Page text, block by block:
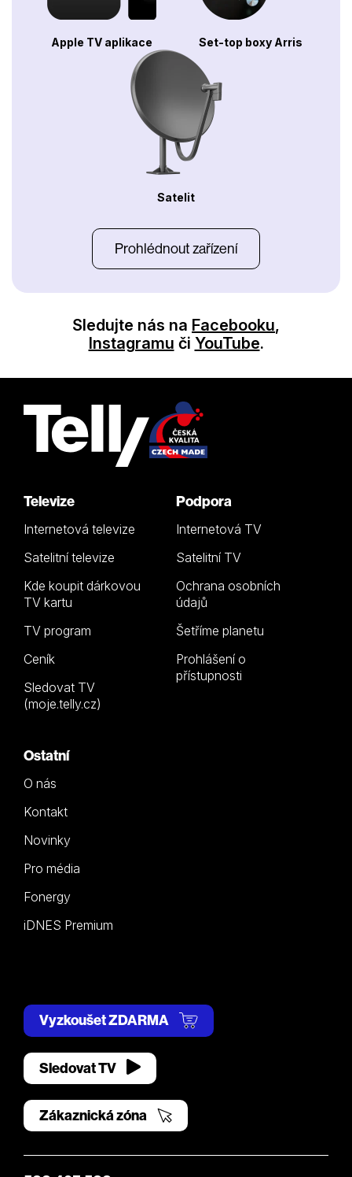
Apple TV aplikace Set-top boxy Arris
Satelit
Prohlédnout zařízení
Sledujte nás na Facebooku,
Instagramu či YouTube.
Televize
Internetová televize
Satelitní televize
Kde koupit dárkovou
TV kartu
TV program
Ceník
Sledovat TV
(moje.telly.cz)
Podpora
Internetová TV
Satelitní TV
Ochrana osobních
údajů
Šetříme planetu
Prohlášení o
přístupnosti
Ostatní
O nás
Kontakt
Novinky
Pro média
Fonergy
iDNES Premium
Vyzkoušet ZDARMA
Sledovat TV
Zákaznická zóna